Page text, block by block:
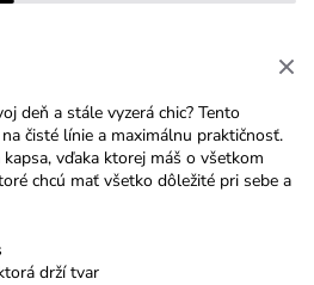
deň a stále vyzerá chic? Tento
čisté línie a maximálnu praktičnosť.
vďaka ktorej máš o všetkom
chcú mať všetko dôležité pri sebe a
drží tvar